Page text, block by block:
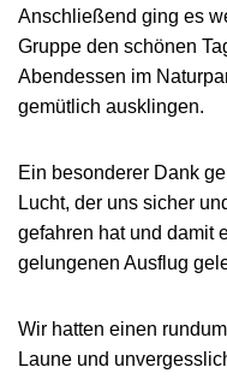
Anschließend ging es
Gruppe den schönen
Abendessen im
gemütlich ausklingen.
Ein besonderer Dank
Lucht, der uns sicher
gefahren hat und damit
gelungenen Ausflug
Wir hatten einen
Laune und